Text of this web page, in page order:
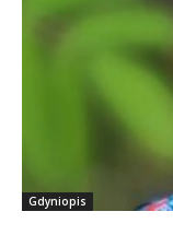
Gdyniopis